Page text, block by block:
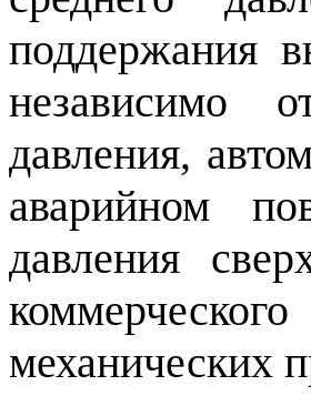
поддержания
независимо
давления,
аварийном
давления
механических